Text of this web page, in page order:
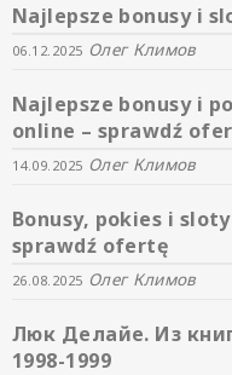
Najlepsze bonusy i
06.12.2025 Олег Климов
Najlepsze bonusy i
online – sprawdź
14.09.2025 Олег Климов
Bonusy, pokies i
sprawdź ofertę
26.08.2025 Олег Климов
Люк Делайе. Из
1998-1999